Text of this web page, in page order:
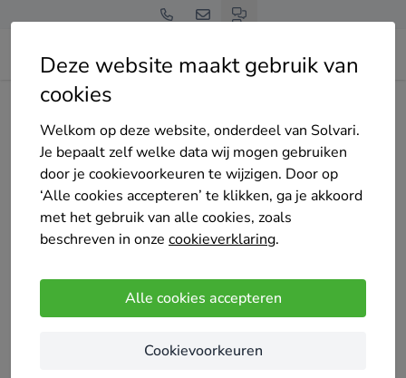
Deze website maakt gebruik van
cookies
Welkom op deze website, onderdeel van Solvari.
Je bepaalt zelf welke data wij mogen gebruiken
door je cookievoorkeuren te wijzigen. Door op
‘Alle cookies accepteren’ te klikken, ga je akkoord
met het gebruik van alle cookies, zoals
beschreven in onze cookieverklaring.
Alle cookies accepteren
Cookievoorkeuren
Home Bedrijven overzicht
Van Hees klus en montage
te mogen ontmoeten.